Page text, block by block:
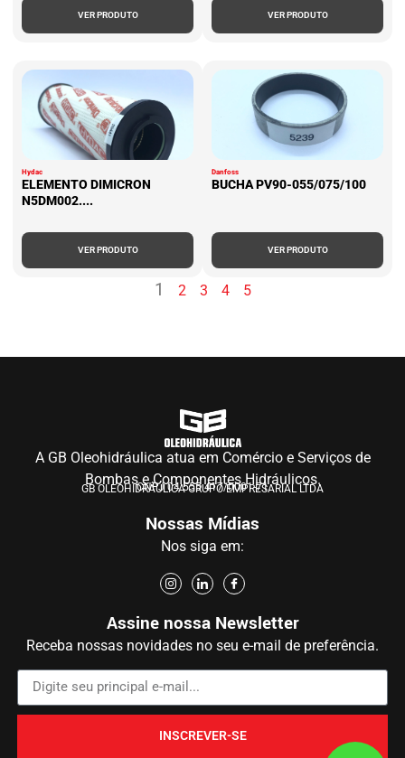
VER PRODUTO VER PRODUTO
Hydac
ELEMENTO DIMICRON
N5DM002....
VER PRODUTO
Danfoss
BUCHA PV90-055/075/100
VER PRODUTO
1 2 3 4 5
A GB Oleohidráulica atua em Comércio e Serviços de
Bombas e Componentes Hidráulicos.
GB OLEOHIDRÁULICA GRUPO EMPRESARIAL LTDA
CNPJ 04.555.417/0001-71
Nossas Mídias
Nos siga em:
Assine nossa Newsletter
Receba nossas novidades no seu e-mail de preferência.
INSCREVER-SE